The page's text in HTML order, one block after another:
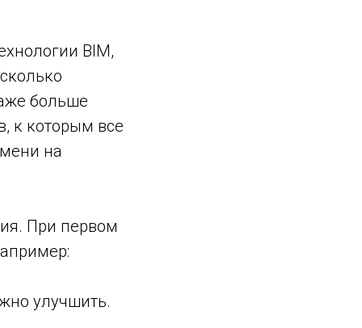
BIM,
больше
к которым все
на
При первом
улучшить.